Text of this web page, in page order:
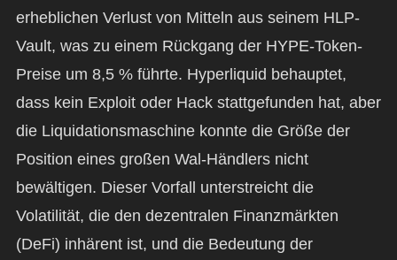
erheblichen Verlust von Mitteln aus seinem HLP-
Vault, was zu einem Rückgang der HYPE-Token-
Preise um 8,5 % führte. Hyperliquid behauptet,
dass kein Exploit oder Hack stattgefunden hat, aber
die Liquidationsmaschine konnte die Größe der
Position eines großen Wal-Händlers nicht
bewältigen. Dieser Vorfall unterstreicht die
Volatilität, die den dezentralen Finanzmärkten
(DeFi) inhärent ist, und die Bedeutung der